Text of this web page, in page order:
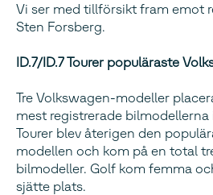
Vi ser med tillförsikt fram emot
Sten Forsberg.
ID.7/ID.7 Tourer populäraste
Tre Volkswagen-modeller
mest registrerade bilmodellerna
Tourer blev återigen den
modellen och kom på en total
bilmodeller. Golf kom femma
sjätte plats.